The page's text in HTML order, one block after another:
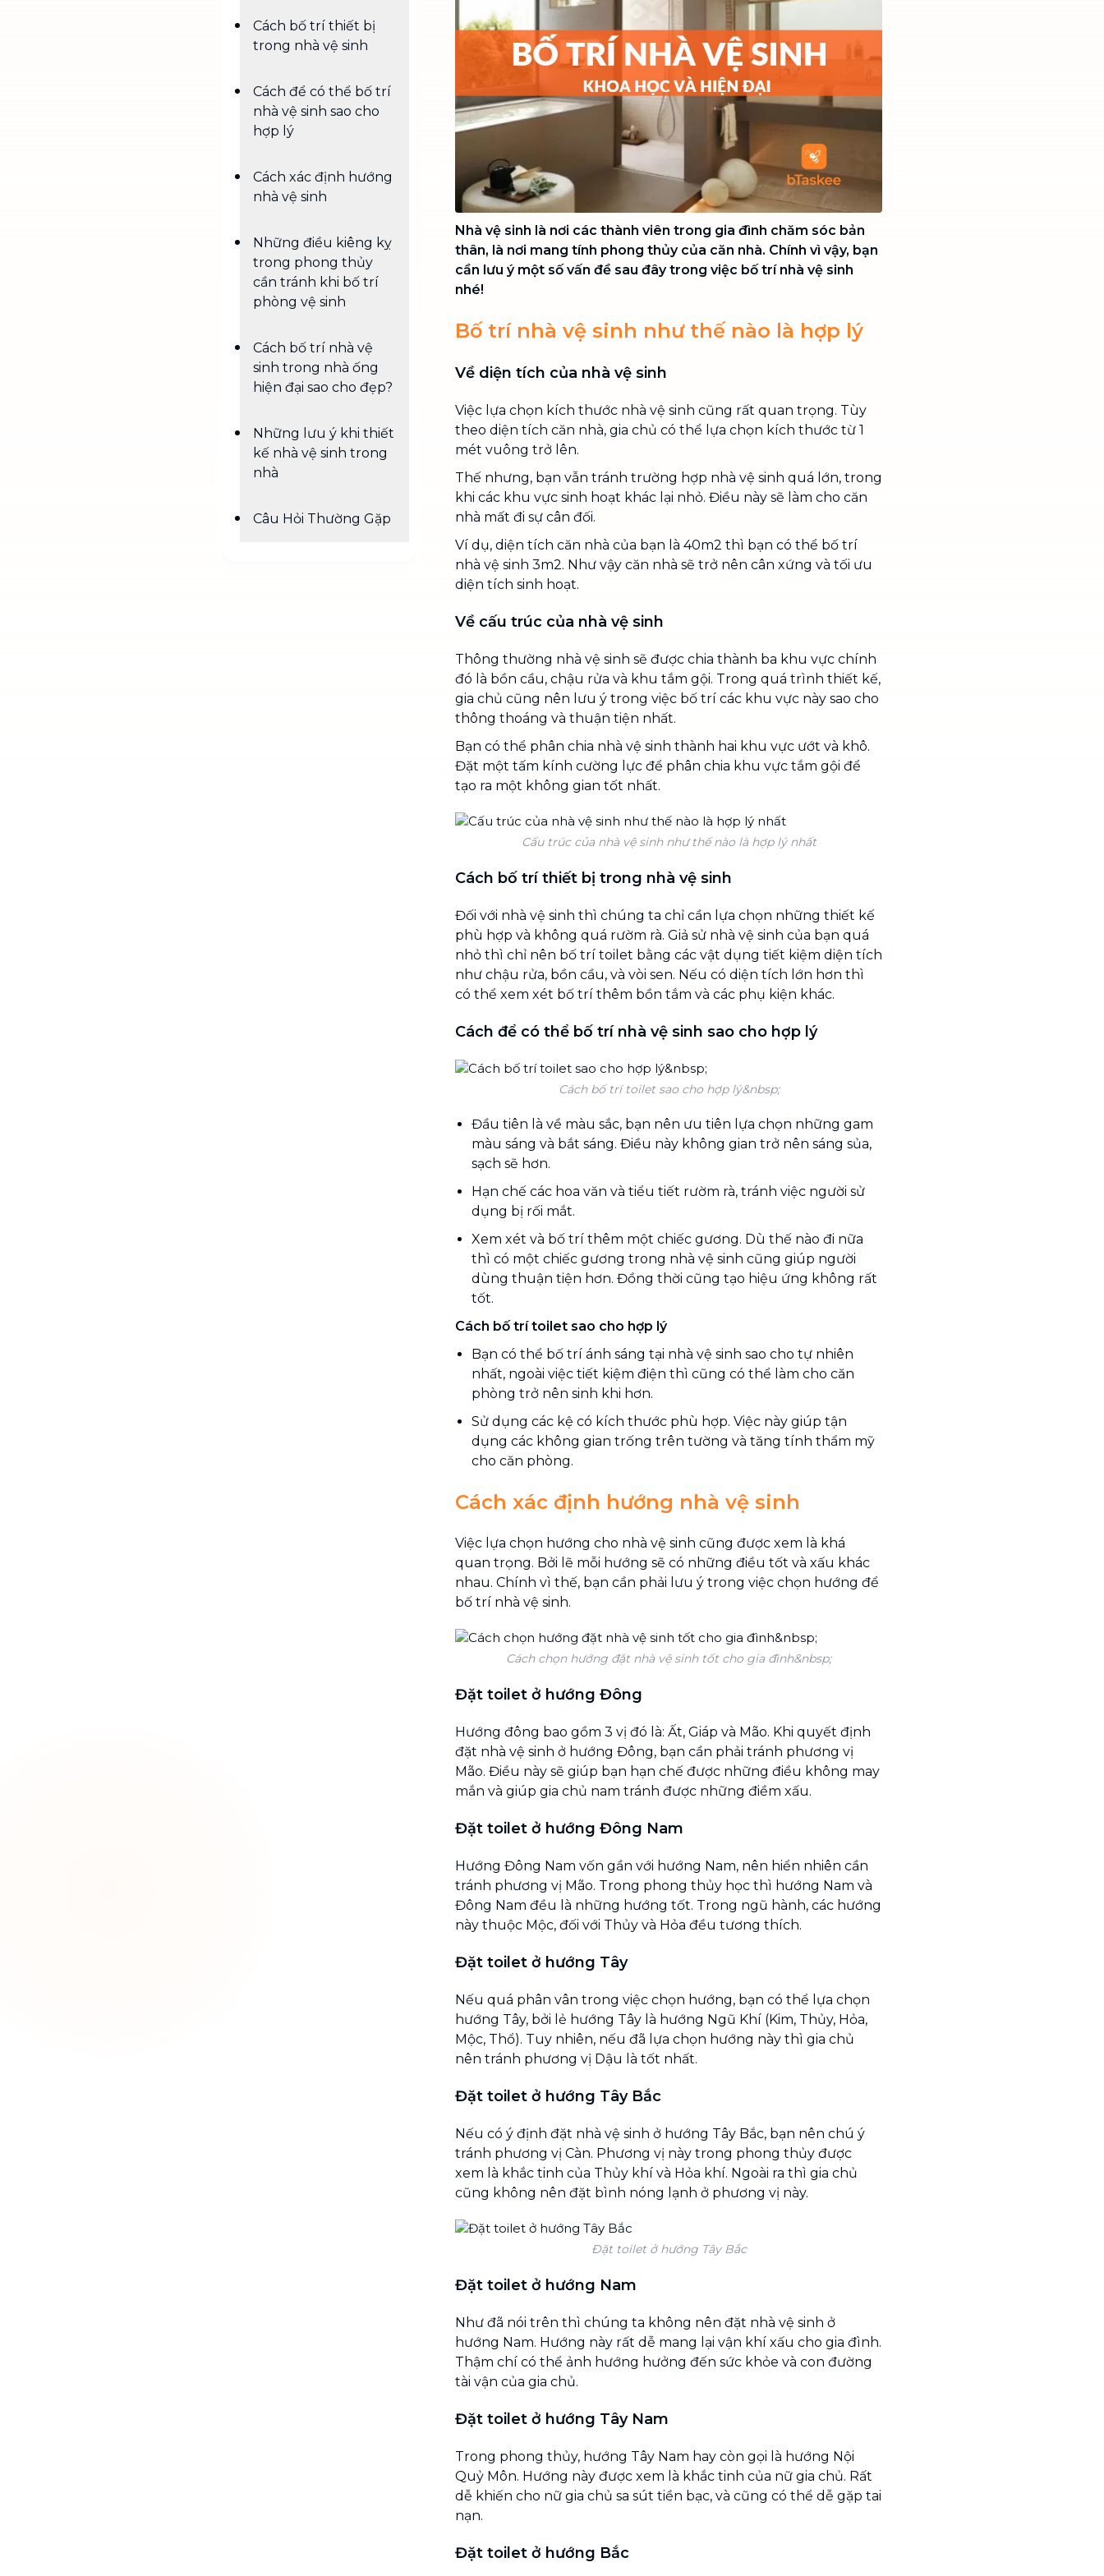
Chuyển nhà trọn gói, không lo dọn
dẹp nơi đi nơi đến
Vệ sinh công nghiệp NEW
Vệ sinh chuyên nghiệp cho văn
phòng, nhà xưởng, công trình lớn
Cách bố trí thiết bị
trong nhà vệ sinh
Cách để có thể bố trí
nhà vệ sinh sao cho
hợp lý
Cách xác định hướng
nhà vệ sinh
Những điều kiêng kỵ
trong phong thủy
cần tránh khi bố trí
phòng vệ sinh
Cách bố trí nhà vệ
sinh trong nhà ống
hiện đại sao cho đẹp?
Những lưu ý khi thiết
kế nhà vệ sinh trong
nhà
Câu Hỏi Thường Gặp
Nhà vệ sinh là nơi các thành viên trong gia đình chăm sóc bản
thân, là nơi mang tính phong thủy của căn nhà. Chính vì vậy, bạn
cần lưu ý một số vấn đề sau đây trong việc bố trí nhà vệ sinh
nhé!
Bố trí nhà vệ sinh như thế nào là hợp lý
Về diện tích của nhà vệ sinh
Việc lựa chọn kích thước nhà vệ sinh cũng rất quan trọng. Tùy
theo diện tích căn nhà, gia chủ có thể lựa chọn kích thước từ 1
mét vuông trở lên.
Thế nhưng, bạn vẫn tránh trường hợp nhà vệ sinh quá lớn, trong
khi các khu vực sinh hoạt khác lại nhỏ. Điều này sẽ làm cho căn
nhà mất đi sự cân đối.
Ví dụ, diện tích căn nhà của bạn là 40m2 thì bạn có thể bố trí
nhà vệ sinh 3m2. Như vậy căn nhà sẽ trở nên cân xứng và tối ưu
diện tích sinh hoạt.
Về cấu trúc của nhà vệ sinh
Thông thường nhà vệ sinh sẽ được chia thành ba khu vực chính
đó là bồn cầu, chậu rửa và khu tắm gội. Trong quá trình thiết kế,
gia chủ cũng nên lưu ý trong việc bố trí các khu vực này sao cho
thông thoáng và thuận tiện nhất.
Bạn có thể phân chia nhà vệ sinh thành hai khu vực ướt và khô.
Đặt một tấm kính cường lực để phân chia khu vực tắm gội để
tạo ra một không gian tốt nhất.
Cấu trúc của nhà vệ sinh như thế nào là hợp lý nhất
Cách bố trí thiết bị trong nhà vệ sinh
Đối với nhà vệ sinh thì chúng ta chỉ cần lựa chọn những thiết kế
phù hợp và không quá rườm rà. Giả sử nhà vệ sinh của bạn quá
nhỏ thì chỉ nên bố trí toilet bằng các vật dụng tiết kiệm diện tích
như chậu rửa, bồn cầu, và vòi sen. Nếu có diện tích lớn hơn thì
có thể xem xét bố trí thêm bồn tắm và các phụ kiện khác.
Cách để có thể bố trí nhà vệ sinh sao cho hợp lý
Cách bố trí toilet sao cho hợp lý&nbsp;
Đầu tiên là về màu sắc, bạn nên ưu tiên lựa chọn những gam
màu sáng và bắt sáng. Điều này không gian trở nên sáng sủa,
sạch sẽ hơn.
Hạn chế các hoa văn và tiểu tiết rườm rà, tránh việc người sử
dụng bị rối mắt.
Xem xét và bố trí thêm một chiếc gương. Dù thế nào đi nữa
thì có một chiếc gương trong nhà vệ sinh cũng giúp người
dùng thuận tiện hơn. Đồng thời cũng tạo hiệu ứng không rất
tốt.
Cách bố trí toilet sao cho hợp lý
Bạn có thể bố trí ánh sáng tại nhà vệ sinh sao cho tự nhiên
nhất, ngoài việc tiết kiệm điện thì cũng có thể làm cho căn
phòng trở nên sinh khi hơn.
Sử dụng các kệ có kích thước phù hợp. Việc này giúp tận
dụng các không gian trống trên tường và tăng tính thẩm mỹ
cho căn phòng.
Cách xác định hướng nhà vệ sinh
Việc lựa chọn hướng cho nhà vệ sinh cũng được xem là khá
quan trọng. Bởi lẽ mỗi hướng sẽ có những điều tốt và xấu khác
nhau. Chính vì thế, bạn cần phải lưu ý trong việc chọn hướng để
bố trí nhà vệ sinh.
Cách chọn hướng đặt nhà vệ sinh tốt cho gia đình&nbsp;
Đặt toilet ở hướng Đông
Hướng đông bao gồm 3 vị đó là: Ất, Giáp và Mão. Khi quyết định
đặt nhà vệ sinh ở hướng Đông, bạn cần phải tránh phương vị
Mão. Điều này sẽ giúp bạn hạn chế được những điều không may
mắn và giúp gia chủ nam tránh được những điềm xấu.
Đặt toilet ở hướng Đông Nam
Hướng Đông Nam vốn gần với hướng Nam, nên hiển nhiên cần
tránh phương vị Mão. Trong phong thủy học thì hướng Nam và
Đông Nam đều là những hướng tốt. Trong ngũ hành, các hướng
này thuộc Mộc, đối với Thủy và Hỏa đều tương thích.
Đặt toilet ở hướng Tây
Nếu quá phân vân trong việc chọn hướng, bạn có thể lựa chọn
hướng Tây, bởi lẻ hướng Tây là hướng Ngũ Khí (Kim, Thủy, Hỏa,
Mộc, Thổ). Tuy nhiên, nếu đã lựa chọn hướng này thì gia chủ
nên tránh phương vị Dậu là tốt nhất.
Đặt toilet ở hướng Tây Bắc
Nếu có ý định đặt nhà vệ sinh ở hướng Tây Bắc, bạn nên chú ý
tránh phương vị Càn. Phương vị này trong phong thủy được
xem là khắc tinh của Thủy khí và Hỏa khí. Ngoài ra thì gia chủ
cũng không nên đặt bình nóng lạnh ở phương vị này.
Đặt toilet ở hướng Tây Bắc
Đặt toilet ở hướng Nam
Như đã nói trên thì chúng ta không nên đặt nhà vệ sinh ở
hướng Nam. Hướng này rất dễ mang lại vận khí xấu cho gia đình.
Thậm chí có thể ảnh hướng hưởng đến sức khỏe và con đường
tài vận của gia chủ.
Đặt toilet ở hướng Tây Nam
Trong phong thủy, hướng Tây Nam hay còn gọi là hướng Nội
Quỷ Môn. Hướng này được xem là khắc tinh của nữ gia chủ. Rất
dễ khiến cho nữ gia chủ sa sút tiền bạc, và cũng có thể dễ gặp tai
nạn.
Đặt toilet ở hướng Bắc